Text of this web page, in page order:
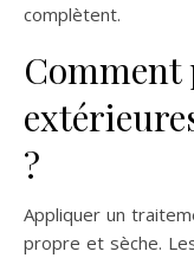
complètent.
Comment
?
Appliquer un
propre et sèche.